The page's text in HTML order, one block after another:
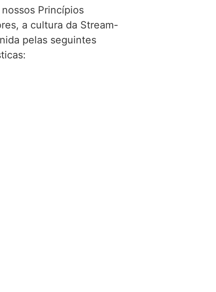
Princípios
a cultura da Stream-
pelas seguintes